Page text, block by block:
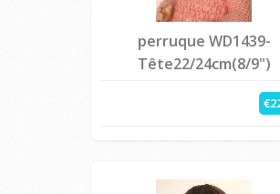
perruque WD1439-
Tête22/24cm(8/9")